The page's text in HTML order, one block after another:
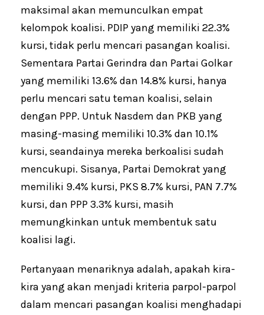
maksimal akan memunculkan empat
kelompok koalisi. PDIP yang memiliki 22.3%
kursi, tidak perlu mencari pasangan koalisi.
Sementara Partai Gerindra dan Partai Golkar
yang memiliki 13.6% dan 14.8% kursi, hanya
perlu mencari satu teman koalisi, selain
dengan PPP. Untuk Nasdem dan PKB yang
masing-masing memiliki 10.3% dan 10.1%
kursi, seandainya mereka berkoalisi sudah
mencukupi. Sisanya, Partai Demokrat yang
memiliki 9.4% kursi, PKS 8.7% kursi, PAN 7.7%
kursi, dan PPP 3.3% kursi, masih
memungkinkan untuk membentuk satu
koalisi lagi.
Pertanyaan menariknya adalah, apakah kira-
kira yang akan menjadi kriteria parpol-parpol
dalam mencari pasangan koalisi menghadapi